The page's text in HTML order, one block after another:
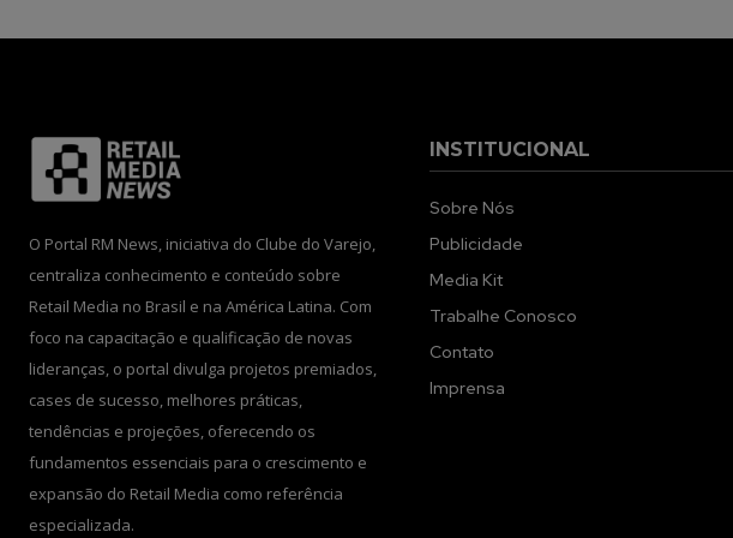
O Portal RM News, iniciativa do Clube do Varejo,
centraliza conhecimento e conteúdo sobre
Retail Media no Brasil e na América Latina. Com
foco na capacitação e qualificação de novas
lideranças, o portal divulga projetos premiados,
cases de sucesso, melhores práticas,
tendências e projeções, oferecendo os
fundamentos essenciais para o crescimento e
expansão do Retail Media como referência
especializada.
INSTITUCIONAL
Sobre Nós
Publicidade
Media Kit
Trabalhe Conosco
Contato
Imprensa